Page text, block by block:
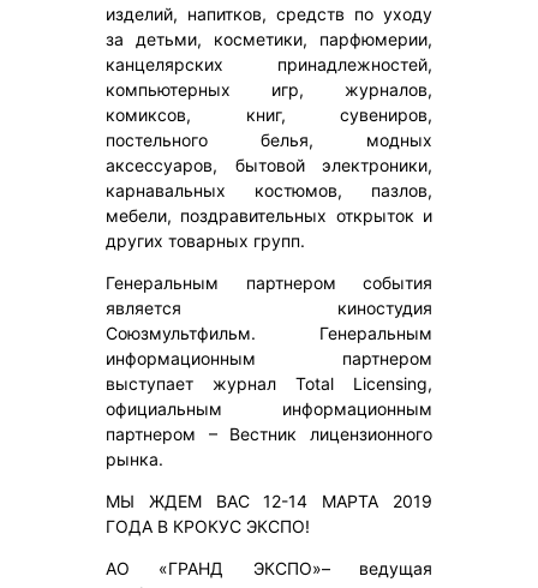
изделий, напитков, средств по уходу
за детьми, косметики, парфюмерии,
канцелярских принадлежностей,
компьютерных игр, журналов,
комиксов, книг, сувениров,
постельного белья, модных
аксессуаров, бытовой электроники,
карнавальных костюмов, пазлов,
мебели, поздравительных открыток и
других товарных групп.
Генеральным партнером события
является киностудия
Союзмультфильм. Генеральным
информационным партнером
выступает журнал Total Licensing,
официальным информационным
партнером – Вестник лицензионного
рынка.
МЫ ЖДЕМ ВАС 12-14 МАРТА 2019
ГОДА В КРОКУС ЭКСПО!
АО «ГРАНД ЭКСПО»– ведущая